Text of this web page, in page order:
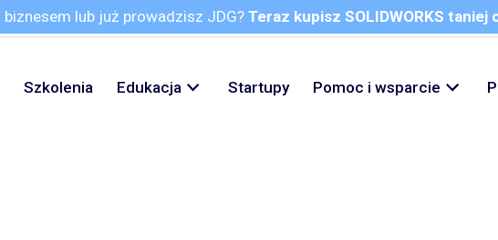
lub już prowadzisz JDG? Teraz kupisz SOLIDWORKS taniej
Szkolenia Edukacja Startupy Pomoc i wsparcie